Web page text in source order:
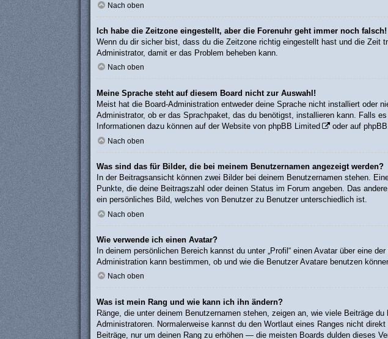
Nach oben
Ich habe die Zeitzone eingestellt, aber die Forenuhr geht immer noch falsch!
Wenn du dir sicher bist, dass du die Zeitzone richtig eingestellt hast und die
Administrator, damit er das Problem beheben kann.
Nach oben
Meine Sprache steht auf diesem Board nicht zur Auswahl!
Meist hat die Board-Administration entweder deine Sprache nicht installiert oder
Administrator, ob er das Sprachpaket, das du benötigst, installieren kann. Falls
Informationen dazu können auf der Website von phpBB Limited oder auf
Nach oben
Was sind das für Bilder, die bei meinem Benutzernamen angezeigt werden?
In der Beitragsansicht können zwei Bilder bei deinem Benutzernamen stehen.
Punkte, die deine Beitragszahl oder deinen Status im Forum angeben. Das
ein persönliches Bild, welches von Benutzer zu Benutzer unterschiedlich ist.
Nach oben
Wie verwende ich einen Avatar?
In deinem persönlichen Bereich kannst du unter „Profil“ einen Avatar über eine
Administration kann bestimmen, ob und wie die Benutzer Avatare benutzen
Nach oben
Was ist mein Rang und wie kann ich ihn ändern?
Ränge, die unter deinem Benutzernamen stehen, zeigen an, wie viele Beiträge
Administratoren. Normalerweise kannst du den Wortlaut eines Ranges nicht
Beiträge, nur um deinen Rang zu erhöhen — die meisten Boards dulden dieses